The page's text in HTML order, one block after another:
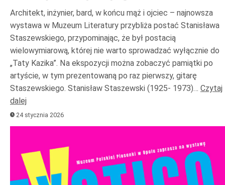
Architekt, inżynier, bard, w końcu mąż i ojciec – najnowsza
wystawa w Muzeum Literatury przybliża postać Stanisława
Staszewskiego, przypominając, że był postacią
wielowymiarową, której nie warto sprowadzać wyłącznie do
„Taty Kazika”. Na ekspozycji można zobaczyć pamiątki po
artyście, w tym prezentowaną po raz pierwszy, gitarę
Staszewskiego. Stanisław Staszewski (1925- 1973)… Czytaj
dalej
24 stycznia 2026
dźwiękowych